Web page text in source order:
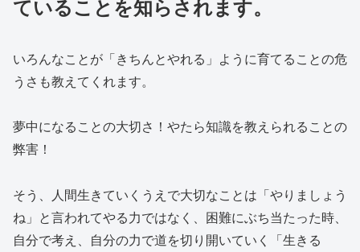
ていることを知らされます。
いろんなことが「きちんとやれる」ように育てることの危
うさも教えてくれます。
夢中になることの大切さ！やたら知識を教えられることの
弊害！
そう、人間生きていくうえで大切なことは「やりましょう
ね」と言われてやる力ではなく、困難にぶち当たった時、
自分で考え、自分の力で道を切り開いていく「生きる